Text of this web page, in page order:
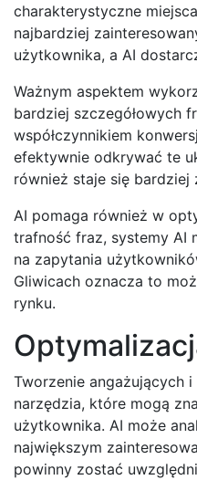
charakterystyczne
najbardziej
użytkownika, a AI
Ważnym aspektem
bardziej szczegółowych
współczynnikiem
efektywnie odkrywać te
również staje się
AI pomaga również w
trafność fraz, systemy AI
na zapytania
Gliwicach oznacza to
rynku.
Tworzenie angażujących
narzędzia, które mogą
użytkownika. AI może
największym
powinny zostać